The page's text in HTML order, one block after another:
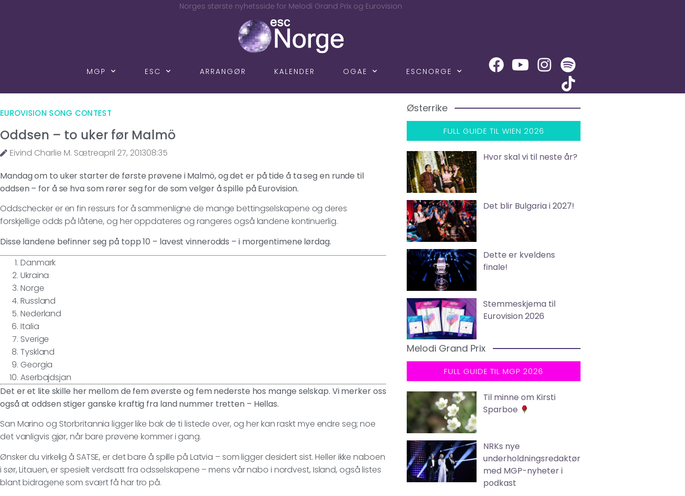
Norges største nyhetsside for Melodi Grand Prix og Eurovision
MGP ESC ARRANGØR KALENDER OGAE ESCNORGE
EUROVISION SONG CONTEST
Oddsen – to uker før Malmö
Eivind Charlie M. Sætreapril 27, 201308:35
Mandag om to uker starter de første prøvene i Malmö, og det er på tide å ta seg en runde til
oddsen – for å se hva som rører seg for de som velger å spille på Eurovision.
Oddschecker er en fin ressurs for å sammenligne de mange bettingselskapene og deres
forskjellige odds på låtene, og her oppdateres og rangeres også landene kontinuerlig.
Disse landene befinner seg på topp 10 – lavest vinnerodds – i morgentimene lørdag.
Danmark
Ukraina
Norge
Russland
Nederland
Italia
Sverige
Tyskland
Georgia
Aserbajdsjan
Det er et lite skille her mellom de fem øverste og fem nederste hos mange selskap. Vi merker oss
også at oddsen stiger ganske kraftig fra land nummer tretten – Hellas.
San Marino og Storbritannia ligger like bak de ti listede over, og her kan raskt mye endre seg; noe
det vanligvis gjør, når bare prøvene kommer i gang.
Ønsker du virkelig å SATSE, er det bare å spille på Latvia – som ligger desidert sist. Heller ikke naboen
i sør, Litauen, er spesielt verdsatt fra odsselskapene – mens vår nabo i nordvest, Island, også listes
blant bidragene som svært få har tro på.
Østerrike
FULL GUIDE TIL WIEN 2026
Hvor skal vi til neste år?
Det blir Bulgaria i 2027!
Dette er kveldens
finale!
Stemmeskjema til
Eurovision 2026
Melodi Grand Prix
FULL GUIDE TIL MGP 2026
Til minne om Kirsti
Sparboe
NRKs nye
underholdningsredaktør
med MGP-nyheter i
podkast